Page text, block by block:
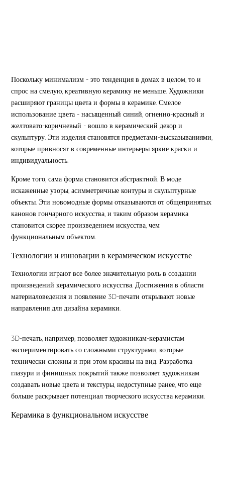
Поскольку минимализм - это тенденция в домах в целом, то и
спрос на смелую, креативную керамику не меньше. Художники
расширяют границы цвета и формы в керамике. Смелое
использование цвета - насыщенный синий, огненно-красный и
желтовато-коричневый - вошло в керамический декор и
скульптуру. Эти изделия становятся предметами-высказываниями,
которые привносят в современные интерьеры яркие краски и
индивидуальность.
Кроме того, сама форма становится абстрактной. В моде
искаженные узоры, асимметричные контуры и скульптурные
объекты. Эти новомодные формы отказываются от общепринятых
канонов гончарного искусства, и таким образом керамика
становится скорее произведением искусства, чем
функциональным объектом.
Технологии и инновации в керамическом искусстве
Технологии играют все более значительную роль в создании
произведений керамического искусства. Достижения в области
материаловедения и появление 3D-печати открывают новые
направления для дизайна керамики.
3D-печать, например, позволяет художникам-керамистам
экспериментировать со сложными структурами, которые
технически сложны и при этом красивы на вид. Разработка
глазури и финишных покрытий также позволяет художникам
создавать новые цвета и текстуры, недоступные ранее, что еще
больше раскрывает потенциал творческого искусства керамики.
Керамика в функциональном искусстве